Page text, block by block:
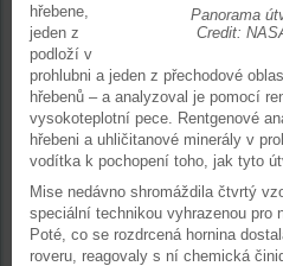
Panorama
Credit:
hřebene,
jeden z
podloží v
prohlubni a jeden z přechodové
hřebenů – a analyzoval je pomocí
vysokoteplotní pece. Rentgenové
hřebeni a uhličitanové minerály v
vodítka k pochopení toho, jak tyto
Mise nedávno shromáždila čtvrtý
speciální technikou vyhrazenou pro
Poté, co se rozdrcená hornina
roveru, reagovaly s ní chemická